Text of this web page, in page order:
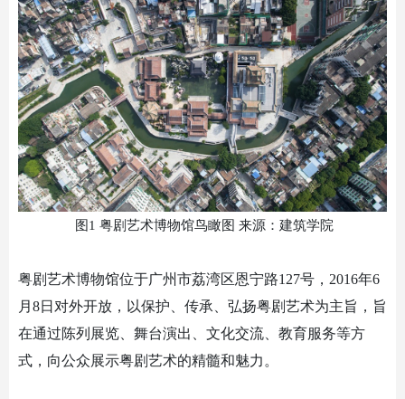
图1 粤剧艺术博物馆鸟瞰图 来源：建筑学院
粤剧艺术博物馆位于广州市荔湾区恩宁路127号，2016年6
月8日对外开放，以保护、传承、弘扬粤剧艺术为主旨，旨
在通过陈列展览、舞台演出、文化交流、教育服务等方
式，向公众展示粤剧艺术的精髓和魅力。